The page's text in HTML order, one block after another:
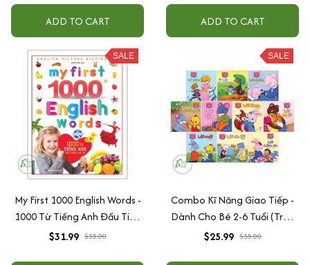
ADD TO CART ADD TO CART
SALE
My First 1000 English Words -
1000 Từ Tiếng Anh Đầu Tiên
Cho Bé - Bìa Cứng (Tái Bản)
$31.99 $35.00
SALE
Combo Kĩ Năng Giao Tiếp -
Dành Cho Bé 2-6 Tuổi (Trọn
Bộ 10 cuốn)
$25.99 $35.00